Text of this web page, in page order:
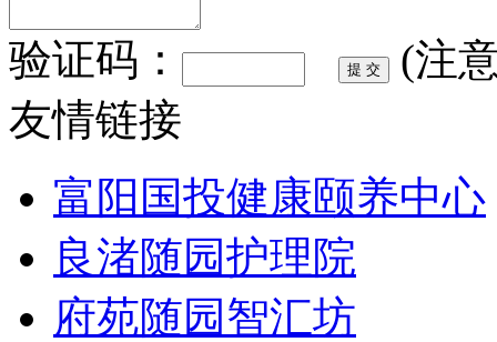
验证码：
(注
友情链接
富阳国投健康颐养中心
良渚随园护理院
府苑随园智汇坊